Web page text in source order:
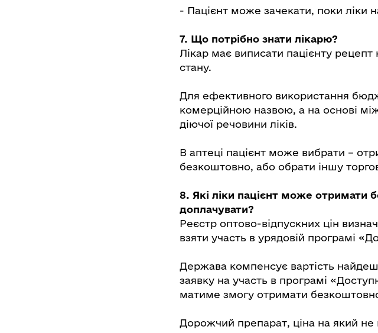
- Пацієнт може зачекати, поки ліки
7. Що потрібно знати лікарю?
Лікар має виписати пацієнту рецепт
стану.
Для ефективного використання
комерційною назвою, а на основі
діючої речовини ліків.
В аптеці пацієнт може вибрати –
безкоштовно, або обрати іншу
8. Які ліки пацієнт може отримати
доплачувати?
Реєстр оптово-відпускних цін
взяти участь в урядовій програмі
Держава компенсує вартість
заявку на участь в програмі
матиме змогу отримати
Дорожчий препарат, ціна на який